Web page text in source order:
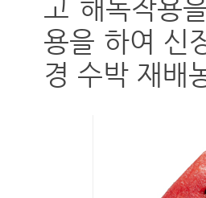
고 해독작용
용을 하여 신
경 수박 재배